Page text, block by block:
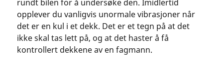
rundt bilen for å undersøke den. Imidlertid
opplever du vanligvis unormale vibrasjoner når
det er en kul i et dekk. Det er et tegn på at det
ikke skal tas lett på, og at det haster å få
kontrollert dekkene av en fagmann.